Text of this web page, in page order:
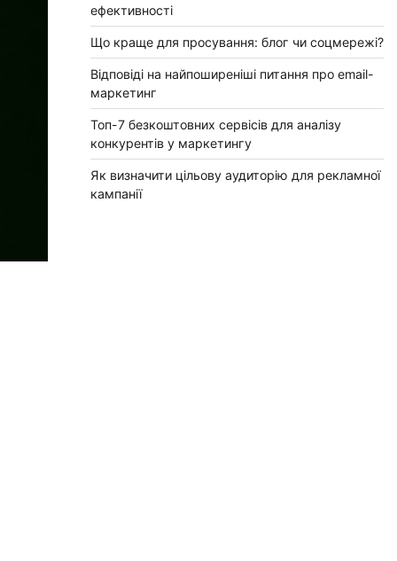
ефективності
Що краще для просування: блог чи соцмережі?
Відповіді на найпоширеніші питання про email-
маркетинг
Топ-7 безкоштовних сервісів для аналізу
конкурентів у маркетингу
Як визначити цільову аудиторію для рекламної
кампанії